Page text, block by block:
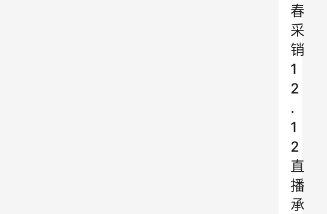
春
采
销
1
2
.
1
2
直
播
承